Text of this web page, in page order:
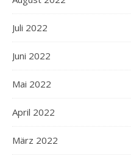
Juli 2022
Juni 2022
Mai 2022
April 2022
März 2022